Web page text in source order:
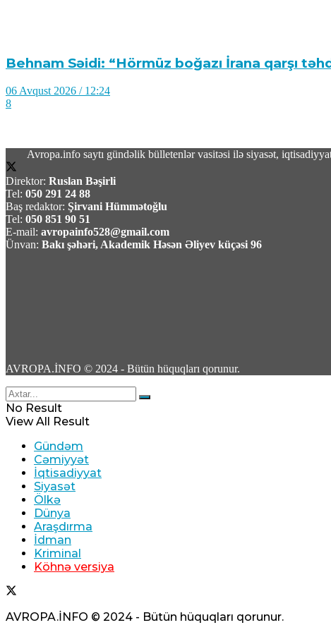
Behnam Səidi: “Hörmüz boğazı İrana qarşı
06 Avqust 2026 / 12:24
8
Mənəvi birlikdən böyük müttəfiqliyə:
06 Avqust 2026 / 11:55
9
4
Tailandda qətlə yetirilən rusiyalı Nazimovlarla
06 Avqust 2026 / 11:26
Lantratova və Xinşteyn Kursk vilayətinin itkin
06 Avqust 2026 / 11:16
Avropa.info saytı gündəlik bülletenlər vasitəsi ilə siyasət,
Direktor: Ruslan Bəşirli
Tel: 050 291 24 88
Baş redaktor: Şirvani Hümmətoğlu
Tel: 050 851 90 51
E-mail: avropainfo528@gmail.com
Ünvan: Bakı şəhəri, Akademik Həsən Əliyev küçəsi 96
AVROPA.İNFO © 2024 - Bütün hüquqları qorunur.
No Result
View All Result
Gündəm
Cəmiyyət
İqtisadiyyat
Siyasət
Ölkə
Dünya
Araşdırma
İdman
Kriminal
Köhnə versiya
AVROPA.İNFO © 2024 - Bütün hüquqları qorunur.